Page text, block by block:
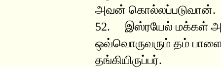
அவன் கொல்லப்படுவான்.
52. இஸ்ரயேல் மக்கள்
ஒவ்வொருவரும் தம்
தங்கியிருப்பர்.